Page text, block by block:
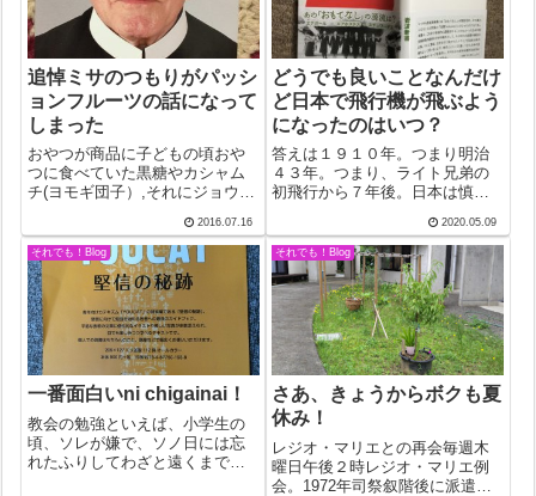
追悼ミサのつもりがパッシ
ョンフルーツの話になって
しまった
おやつが商品に子どもの頃おや
つに食べていた黒糖やカシャム
チ(ヨモギ団子）,それにジョウヒ
店に並ぶようになって久しい。
いずれも大好物で、黒糖は毎食
後口にしている。奄美に行くと
信者から届くお土産はカシャム
チと決ま...
2016.07.16
どうでも良いことなんだけ
ど日本で飛行機が飛ぶよう
になったのはいつ？
答えは１９１０年。つまり明治
４３年。つまり、ライト兄弟の
初飛行から７年後。日本は慎重
は信者になるだろうか」と聞い
たら「いろいろ質問して納得し
たらなるでしょう」と答えたと
あるように、どこかの国のよう
に簡単にはいかな...
2020.05.09
それでも！Blog
一番面白いni chigainai！
教会の勉強といえば、小学生の
頃、ソレが嫌で、ソノ日には忘
れたふりしてわざと遠くまで遊
それでも！Blog
さあ、きょうからボクも夏
休み！
レジオ・マリエとの再会毎週木
曜日午後２時レジオ・マリエ例
会。1972年司祭叙階後に派遣さ